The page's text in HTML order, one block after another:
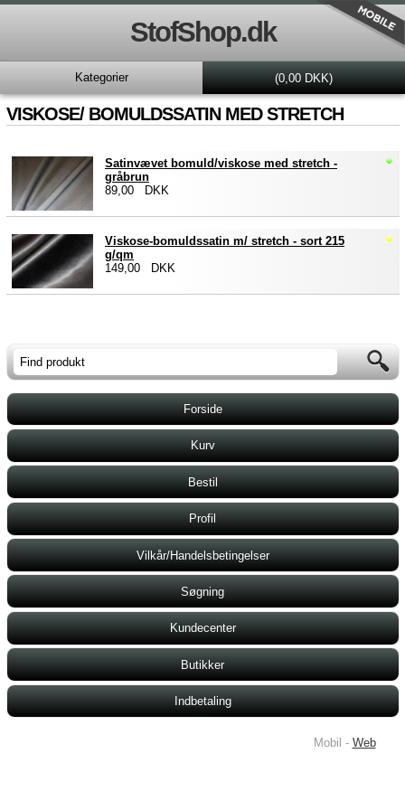
StofShop.dk
Kategorier (0,00 DKK)
VISKOSE/ BOMULDSSATIN MED STRETCH
Satinvævet bomuld/viskose med stretch -
gråbrun
89,00 DKK
Viskose-bomuldssatin m/ stretch - sort 215
g/qm
149,00 DKK
Forside
Kurv
Bestil
Profil
Vilkår/Handelsbetingelser
Søgning
Kundecenter
Butikker
Indbetaling
Mobil - Web